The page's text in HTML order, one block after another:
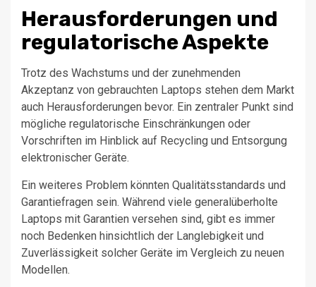
Herausforderungen und
regulatorische Aspekte
Trotz des Wachstums und der zunehmenden
Akzeptanz von gebrauchten Laptops stehen dem Markt
auch Herausforderungen bevor. Ein zentraler Punkt sind
mögliche regulatorische Einschränkungen oder
Vorschriften im Hinblick auf Recycling und Entsorgung
elektronischer Geräte.
Ein weiteres Problem könnten Qualitätsstandards und
Garantiefragen sein. Während viele generalüberholte
Laptops mit Garantien versehen sind, gibt es immer
noch Bedenken hinsichtlich der Langlebigkeit und
Zuverlässigkeit solcher Geräte im Vergleich zu neuen
Modellen.